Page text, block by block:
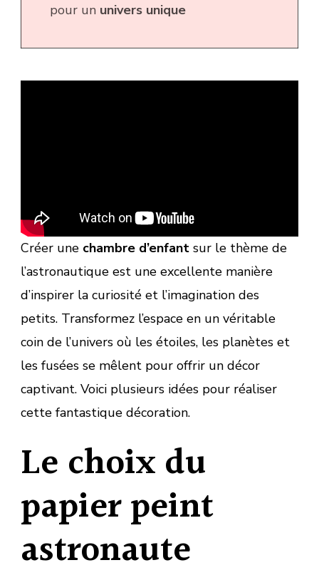
pour un univers unique
Créer une chambre d’enfant sur le thème de
l’astronautique est une excellente manière
d’inspirer la curiosité et l’imagination des
petits. Transformez l’espace en un véritable
coin de l’univers où les étoiles, les planètes et
les fusées se mêlent pour offrir un décor
captivant. Voici plusieurs idées pour réaliser
cette fantastique décoration.
Le choix du
papier peint
astronaute